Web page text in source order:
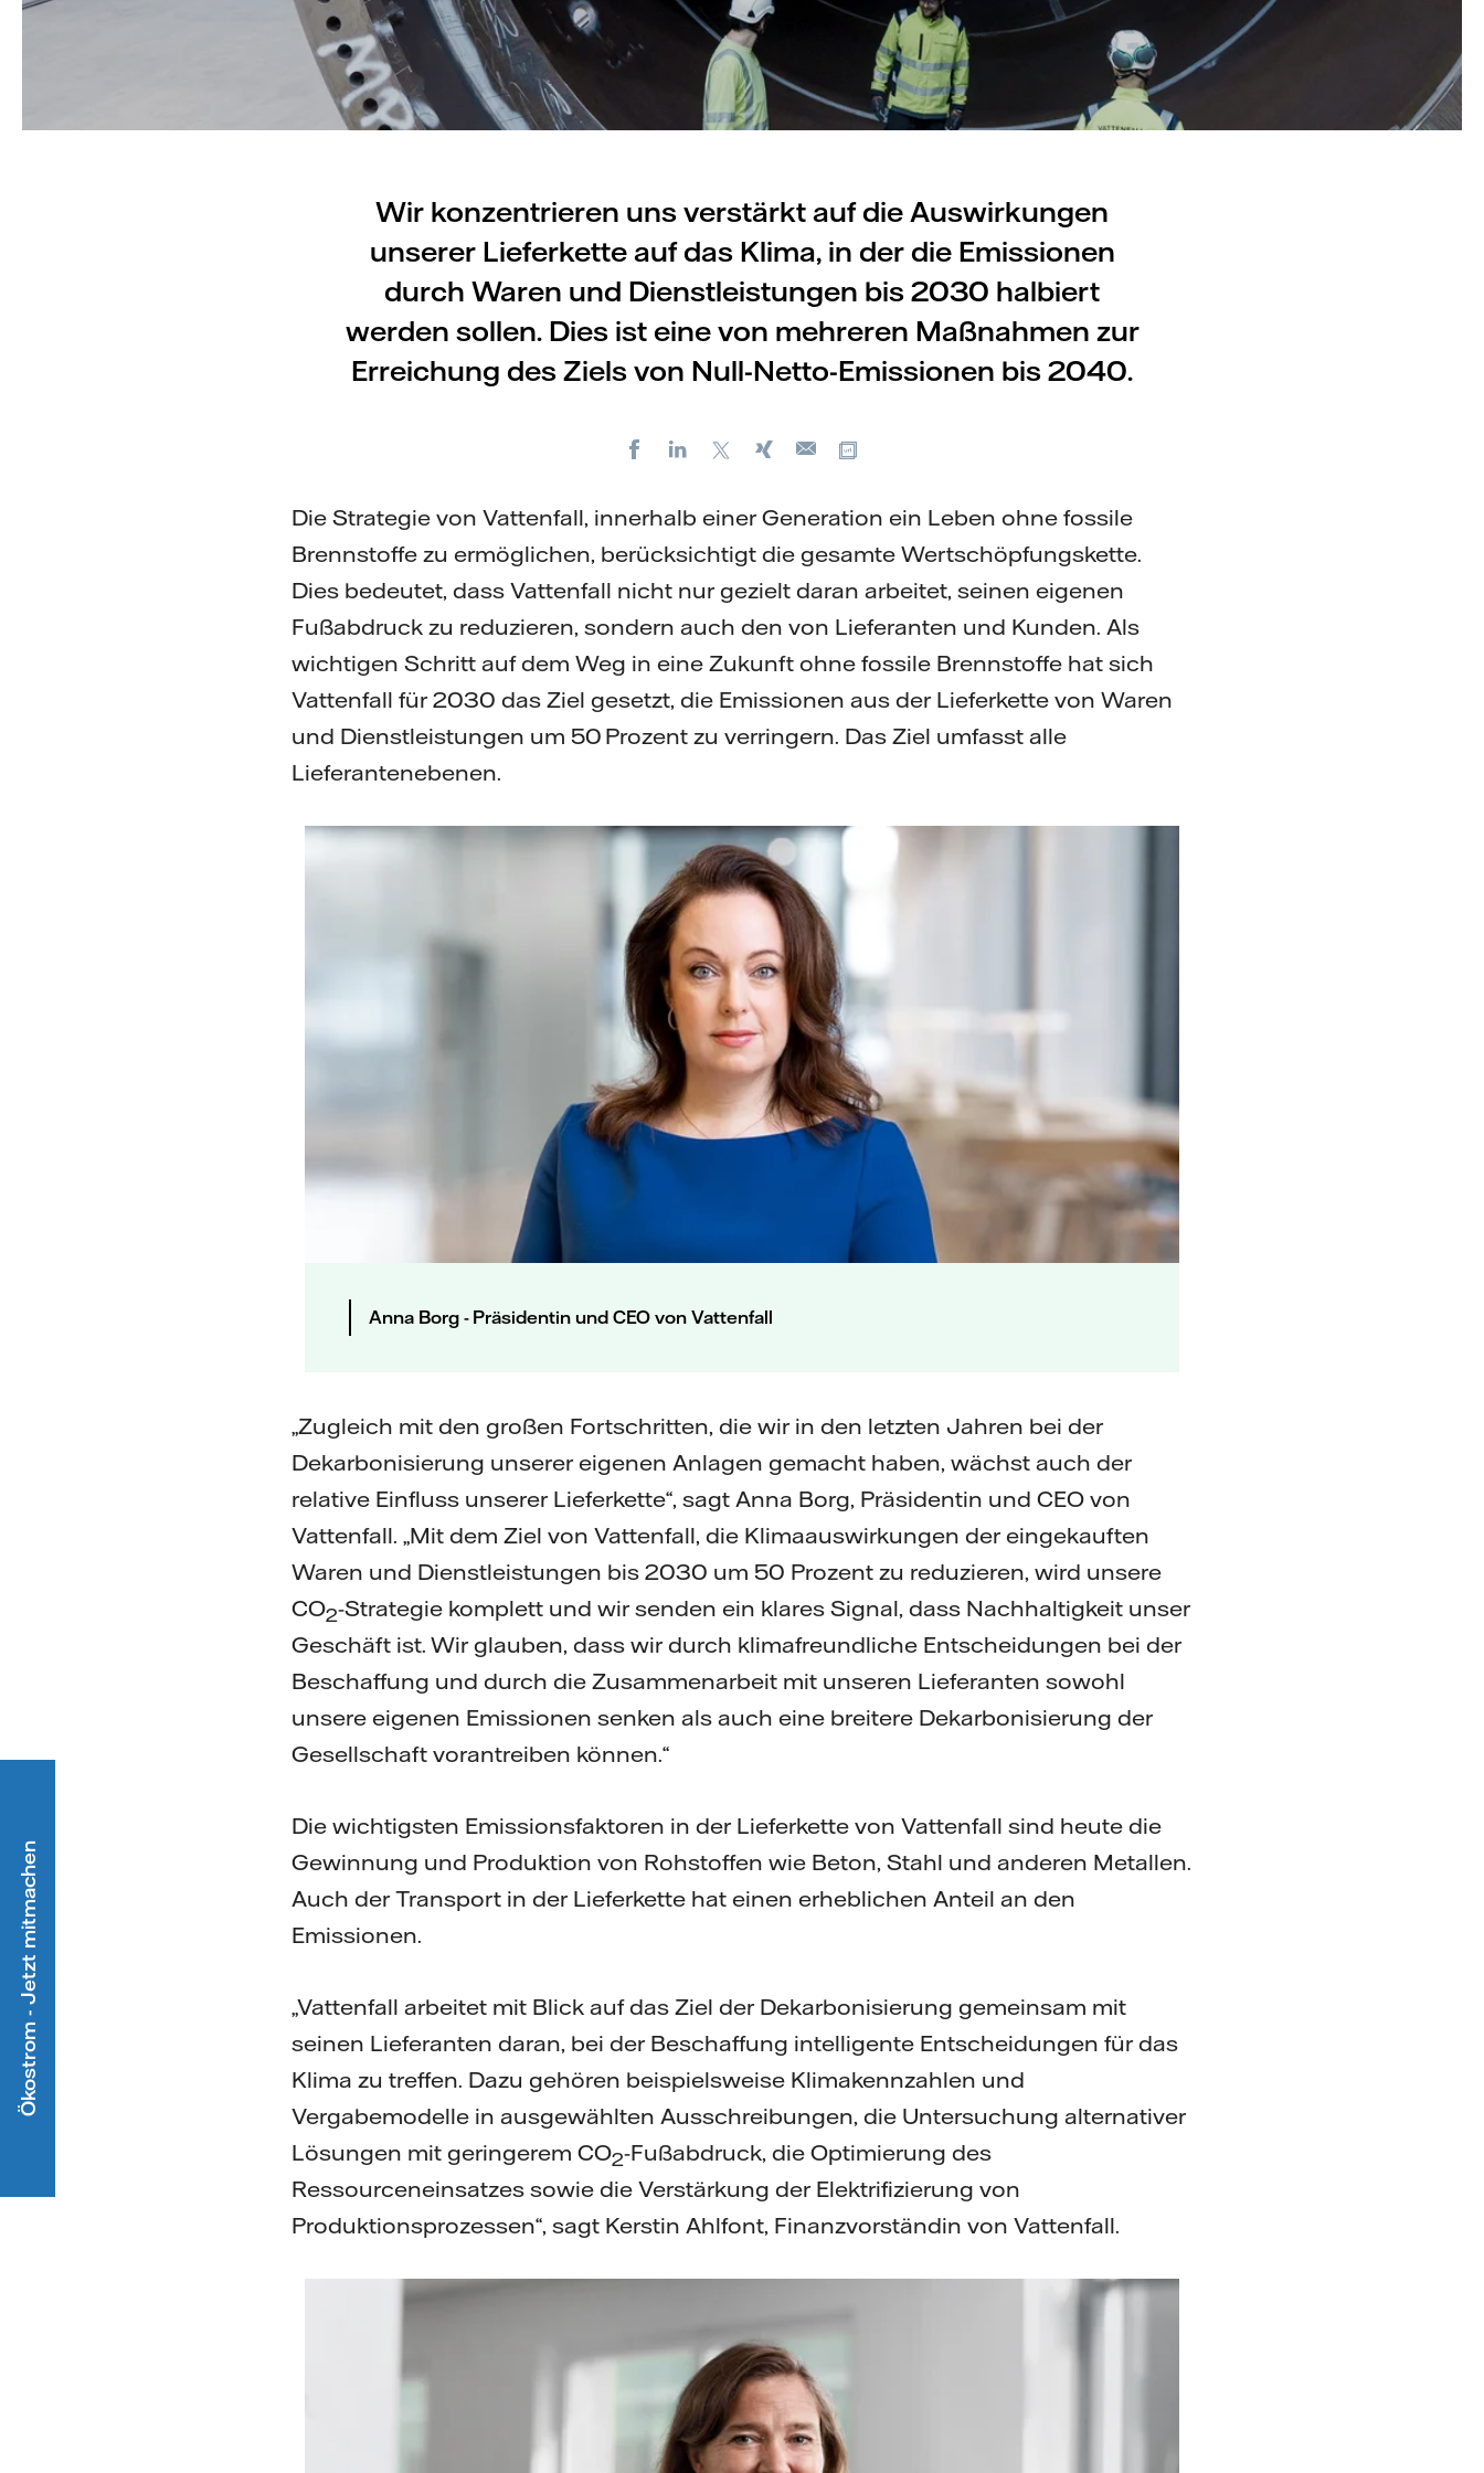
Wir konzentrieren uns verstärkt auf die Auswirkungen
unserer Lieferkette auf das Klima, in der die Emissionen
durch Waren und Dienstleistungen bis 2030 halbiert
werden sollen. Dies ist eine von mehreren Maßnahmen zur
Erreichung des Ziels von Null-Netto-Emissionen bis 2040.
FacebookLinkedIn Xing
E-
Die Strategie von Vattenfall, innerhalb einer Generation ein Leben ohne fossile
Brennstoffe zu ermöglichen, berücksichtigt die gesamte Wertschöpfungskette.
Dies bedeutet, dass Vattenfall nicht nur gezielt daran arbeitet, seinen eigenen
Fußabdruck zu reduzieren, sondern auch den von Lieferanten und Kunden. Als
wichtigen Schritt auf dem Weg in eine Zukunft ohne fossile Brennstoffe hat sich
Vattenfall für 2030 das Ziel gesetzt, die Emissionen aus der Lieferkette von Waren
und Dienstleistungen um 50 Prozent zu verringern. Das Ziel umfasst alle
Lieferantenebenen.
Anna Borg - Präsidentin und CEO von Vattenfall
„Zugleich mit den großen Fortschritten, die wir in den letzten Jahren bei der
Dekarbonisierung unserer eigenen Anlagen gemacht haben, wächst auch der
relative Einfluss unserer Lieferkette“, sagt Anna Borg, Präsidentin und CEO von
Vattenfall. „Mit dem Ziel von Vattenfall, die Klimaauswirkungen der eingekauften
Waren und Dienstleistungen bis 2030 um 50 Prozent zu reduzieren, wird unsere
CO2-Strategie komplett und wir senden ein klares Signal, dass Nachhaltigkeit unser
Geschäft ist. Wir glauben, dass wir durch klimafreundliche Entscheidungen bei der
Beschaffung und durch die Zusammenarbeit mit unseren Lieferanten sowohl
unsere eigenen Emissionen senken als auch eine breitere Dekarbonisierung der
Gesellschaft vorantreiben können.“
Die wichtigsten Emissionsfaktoren in der Lieferkette von Vattenfall sind heute die
Gewinnung und Produktion von Rohstoffen wie Beton, Stahl und anderen Metallen.
Auch der Transport in der Lieferkette hat einen erheblichen Anteil an den
Emissionen.
„Vattenfall arbeitet mit Blick auf das Ziel der Dekarbonisierung gemeinsam mit
seinen Lieferanten daran, bei der Beschaffung intelligente Entscheidungen für das
Klima zu treffen. Dazu gehören beispielsweise Klimakennzahlen und
Vergabemodelle in ausgewählten Ausschreibungen, die Untersuchung alternativer
Lösungen mit geringerem CO2-Fußabdruck, die Optimierung des
Ressourceneinsatzes sowie die Verstärkung der Elektrifizierung von
Produktionsprozessen“, sagt Kerstin Ahlfont, Finanzvorständin von Vattenfall.
Ökostrom - Jetzt mitmachen